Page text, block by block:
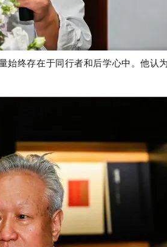
终存在于同行者和后学心中。他认